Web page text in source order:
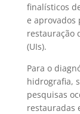
finalísticos
e aprovados
restauração
(UIs).
Para o
hidrografia,
pesquisas
restauradas